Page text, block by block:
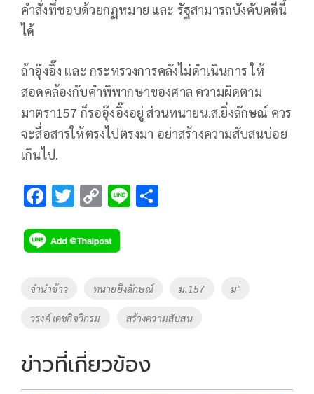
คำสั่งที่ชอบด้วยกฏหมาย และ รัฐสามารถบังคับคดีนี้
ได้
ถ้าอุ๊งอิ๊ง และ กระทรวงการคลังไม่ดำเนินการ ให้
สอดคล้องกับคำพิพากษาของศาล ความผิดตาม
มาตรา157 ก็รออุ๊งอิ๊งอยู่ ส่วนทนายน.ส.ยิ่งลักษณ์ ควร
จะสื่อสารให้ตรงไปตรงมา อย่าสร้างความสับสนบ่อย
เกินไป.
F
e
b
o
o
k
T
tt
er
C
p
y
Li
Li
Tags
จำนำข้าว ทนายยิ่งลักษณ์ ม.157 ม"
วรงค์ เดชกิจวิกรม สร้างความสับสน
ข่าวที่เกี่ยวข้อง